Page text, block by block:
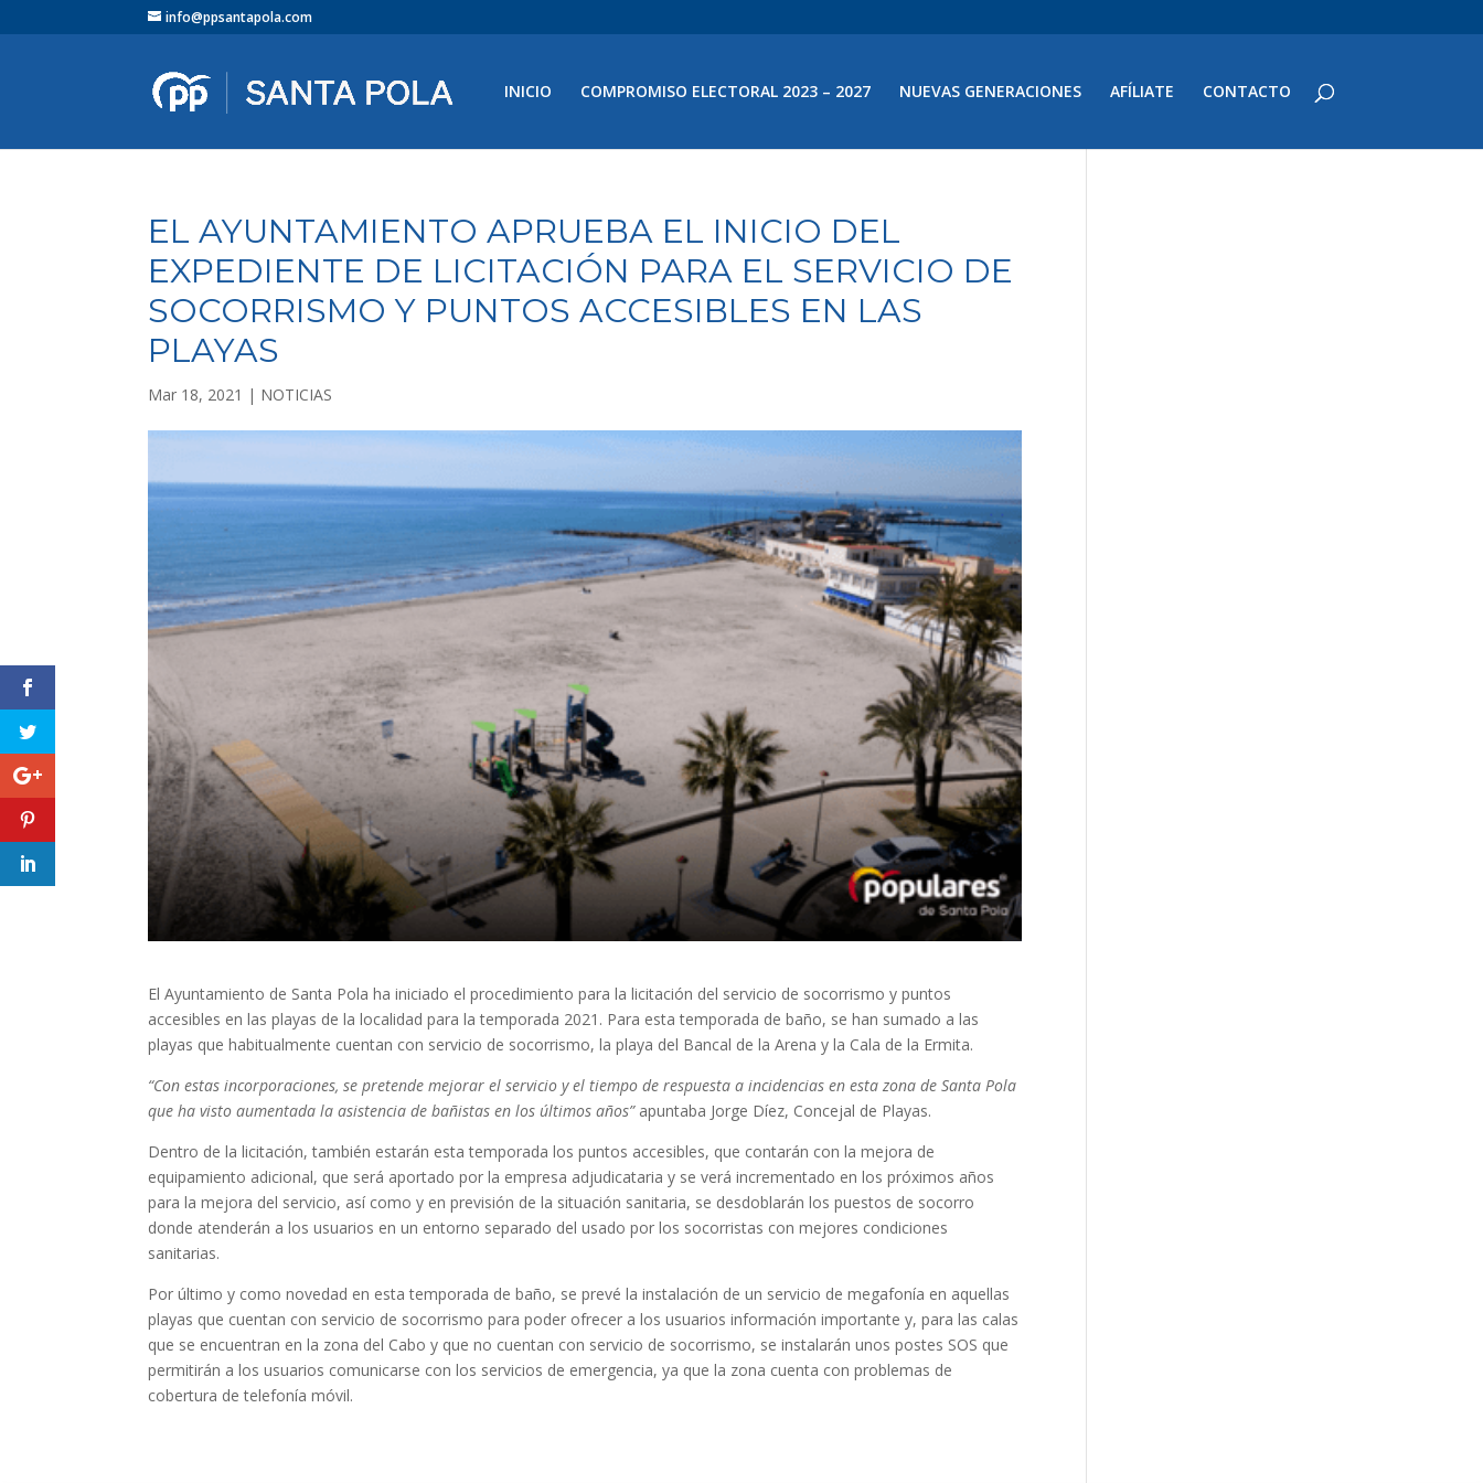
info@ppsantapola.com
INICIO COMPROMISO ELECTORAL 2023 – 2027 NUEVAS GENERACIONES AFÍLIATE CONTACTO
EL AYUNTAMIENTO APRUEBA EL INICIO DEL
EXPEDIENTE DE LICITACIÓN PARA EL SERVICIO DE
SOCORRISMO Y PUNTOS ACCESIBLES EN LAS
PLAYAS
Mar 18, 2021 | NOTICIAS
El Ayuntamiento de Santa Pola ha iniciado el procedimiento para la licitación del servicio de socorrismo y puntos
accesibles en las playas de la localidad para la temporada 2021. Para esta temporada de baño, se han sumado a las
playas que habitualmente cuentan con servicio de socorrismo, la playa del Bancal de la Arena y la Cala de la Ermita.
“Con estas incorporaciones, se pretende mejorar el servicio y el tiempo de respuesta a incidencias en esta zona de Santa Pola
que ha visto aumentada la asistencia de bañistas en los últimos años”apuntaba Jorge Díez, Concejal de Playas.
Dentro de la licitación, también estarán esta temporada los puntos accesibles, que contarán con la mejora de
equipamiento adicional, que será aportado por la empresa adjudicataria y se verá incrementado en los próximos años
para la mejora del servicio, así como y en previsión de la situación sanitaria, se desdoblarán los puestos de socorro
donde atenderán a los usuarios en un entorno separado del usado por los socorristas con mejores condiciones
sanitarias.
Por último y como novedad en esta temporada de baño, se prevé la instalación de un servicio de megafonía en aquellas
playas que cuentan con servicio de socorrismo para poder ofrecer a los usuarios información importante y, para las calas
que se encuentran en la zona del Cabo y que no cuentan con servicio de socorrismo, se instalarán unos postes SOS que
permitirán a los usuarios comunicarse con los servicios de emergencia, ya que la zona cuenta con problemas de
cobertura de telefonía móvil.